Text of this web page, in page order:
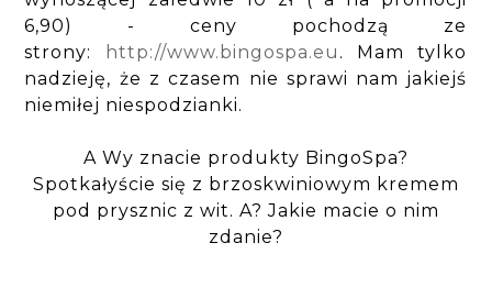
6,90) - ceny pochodzą ze
strony:
http://www.bingospa.eu . Mam tylko
nadzieję, że z czasem nie sprawi nam jakiejś
niemiłej niespodzianki.
A Wy znacie produkty BingoSpa?
Spotkałyście się z brzoskwiniowym kremem
pod prysznic z wit. A? Jakie macie o nim
zdanie?